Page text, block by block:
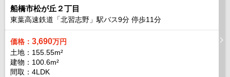
船橋市松が丘２丁目
東葉高速鉄道「北習志野」駅バス9分 停歩11分
価格： 3,690万円
土地：155.55m²
建物：100.6m²
間取：4LDK